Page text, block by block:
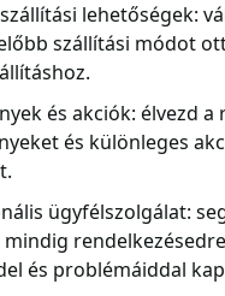
lehetőségek:
szállítási módot
és akciók: élvezd a
és különleges
ügyfélszolgálat:
és problémáiddal